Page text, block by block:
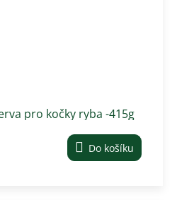
pro kočky ryba -415g
Do košíku